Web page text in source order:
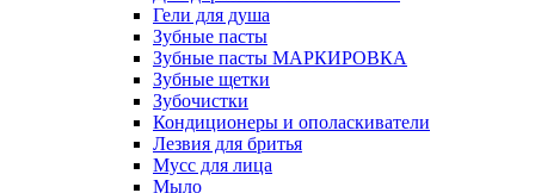
Гели для душа
Зубные пасты
Зубные пасты МАРКИРОВКА
Зубные щетки
Зубочистки
Кондиционеры и ополаскиватели
Лезвия для бритья
Мусс для лица
Мыло